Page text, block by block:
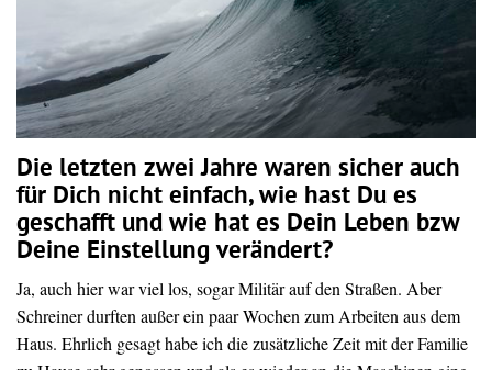
Die letzten zwei Jahre waren sicher auch
für Dich nicht einfach, wie hast Du es
geschafft und wie hat es Dein Leben bzw
Deine Einstellung verändert?
Ja, auch hier war viel los, sogar Militär auf den Straßen. Aber
Schreiner durften außer ein paar Wochen zum Arbeiten aus dem
Haus. Ehrlich gesagt habe ich die zusätzliche Zeit mit der Familie